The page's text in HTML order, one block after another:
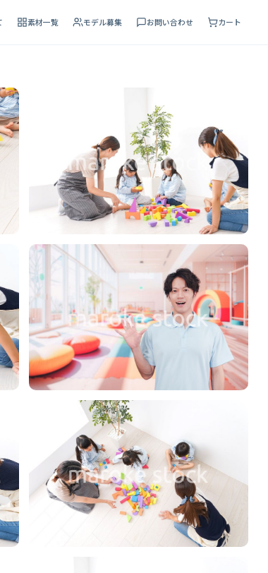
素材一覧 モデル募集 お問い合わせ カート